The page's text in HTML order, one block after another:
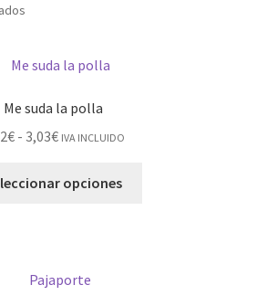
Me suda la polla
€ - 3,03€ IVA INCLUIDO
opciones